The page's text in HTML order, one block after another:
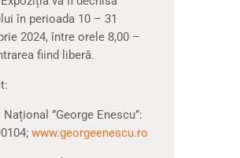
în perioada 10 – 31
2024, între orele 8,00 –
fiind liberă.
Național ”George Enescu”:
www.georgeenescu.ro